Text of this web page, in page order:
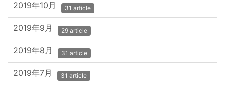
2019年10月 31 article
2019年9月 29 article
2019年8月 31 article
2019年7月 31 article